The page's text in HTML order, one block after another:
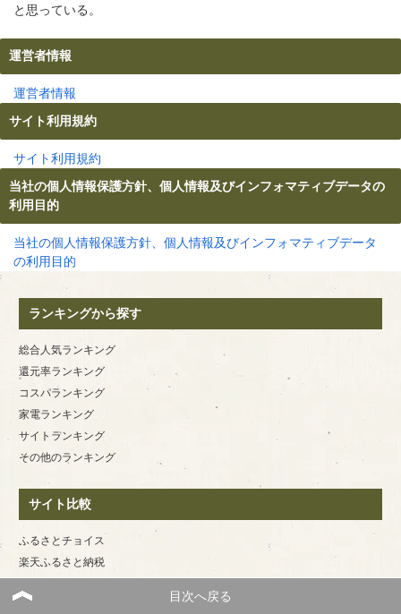
と思っている。
運営者情報
運営者情報
サイト利用規約
サイト利用規約
当社の個人情報保護方針、個人情報及びインフォマティブデータの
利用目的
当社の個人情報保護方針、個人情報及びインフォマティブデータ
の利用目的
ランキングから探す
総合人気ランキング
還元率ランキング
コスパランキング
家電ランキング
サイトランキング
その他のランキング
サイト比較
ふるさとチョイス
楽天ふるさと納税
目次へ戻る